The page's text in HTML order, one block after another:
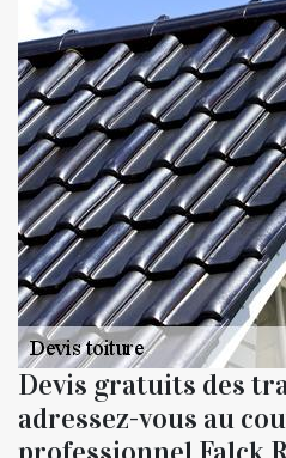
Devis gratuits des
adressez-vous au